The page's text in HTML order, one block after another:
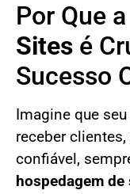
Por Que a
Sites é
Sucesso
Imagine que
receber
confiável,
hospedagem de